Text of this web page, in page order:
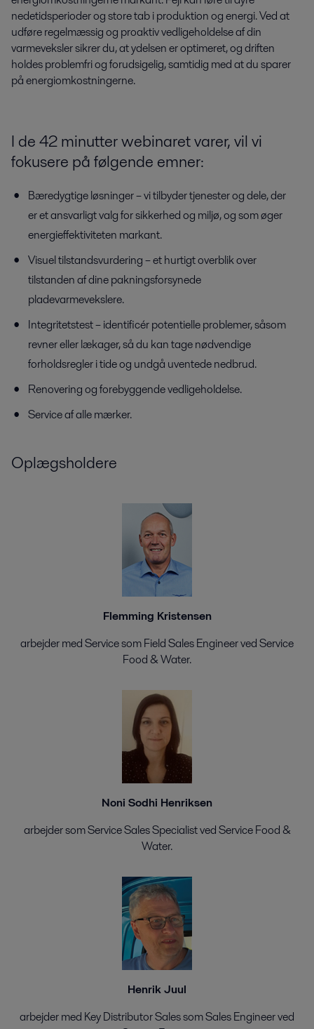
nedetidsperioder og store tab i produktion og energi. Ved at
udføre regelmæssig og proaktiv vedligeholdelse af din
varmeveksler sikrer du, at ydelsen er optimeret, og driften
holdes problemfri og forudsigelig, samtidig med at du sparer
på energiomkostningerne.
I de 42 minutter webinaret varer, vil vi
fokusere på følgende emner:
Bæredygtige løsninger – vi tilbyder tjenester og dele, der
er et ansvarligt valg for sikkerhed og miljø, og som øger
energieffektiviteten markant.
Visuel tilstandsvurdering – et hurtigt overblik over
tilstanden af dine pakningsforsynede
pladevarmevekslere.
Integritetstest – identificér potentielle problemer, såsom
revner eller lækager, så du kan tage nødvendige
forholdsregler i tide og undgå uventede nedbrud.
Renovering og forebyggende vedligeholdelse.
Service af alle mærker.
Oplægsholdere
Flemming Kristensen
arbejder med Service som Field Sales Engineer ved Service
Food & Water.
Noni Sodhi Henriksen
arbejder som Service Sales Specialist ved Service Food &
Water.
Henrik Juul
arbejder med Key Distributor Sales som Sales Engineer ved